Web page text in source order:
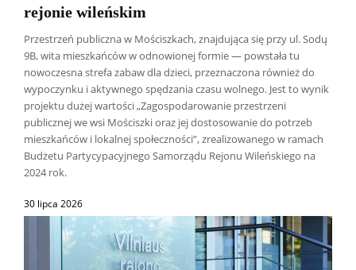
rejonie wileńskim
Przestrzeń publiczna w Mościszkach, znajdująca się przy ul. Sodų
9B, wita mieszkańców w odnowionej formie — powstała tu
nowoczesna strefa zabaw dla dzieci, przeznaczona również do
wypoczynku i aktywnego spędzania czasu wolnego. Jest to wynik
projektu dużej wartości „Zagospodarowanie przestrzeni
publicznej we wsi Mościszki oraz jej dostosowanie do potrzeb
mieszkańców i lokalnej społeczności”, zrealizowanego w ramach
Budżetu Partycypacyjnego Samorządu Rejonu Wileńskiego na
2024 rok.
30 lipca 2026